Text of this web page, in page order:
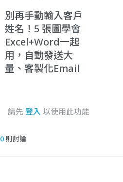
別再手動輸入客戶
姓名！5 張圖學會
Excel+Word一起
用，自動發送大
量、客製化Email
請先 登入 以使用此功能
0 則討論